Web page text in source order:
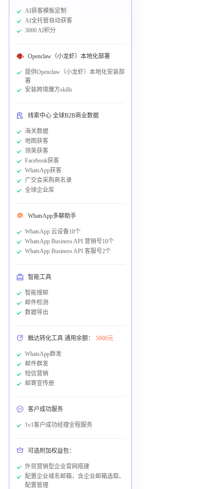
AI获客模板定制
AI全托管自动获客
3000 AI积分
Openclaw（小龙虾）本地化部署
提供Openclaw（小龙虾）本地化安装部
署
安装跨境魔方skills
线索中心 全球B2B商业数据
海关数据
地图获客
领英获客
Facebook获客
WhatsApp获客
广交会采购商名录
全球企业库
WhatsApp多聊助手
WhatsApp 云设备10个
WhatsApp Business API 营销号10个
WhatsApp Business API 客服号2个
智能工具
智能搜邮
邮件检测
数据导出
触达转化工具 通用余额： 5000元
WhatsApp群发
邮件群发
短信营销
邮寄宣传册
客户成功服务
1v1客户成功经理全程服务
可选附加权益包：
外贸营销型企业官网搭建
配置企业域名邮箱，含企业邮箱选取、
配置管理